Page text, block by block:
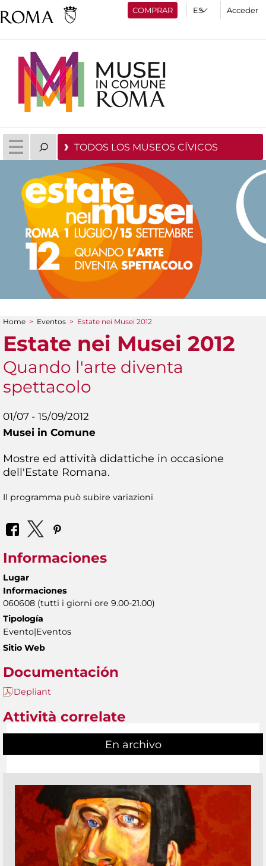
COMPRAR Acceder
TODOS LOS MUSEOS CÍVICOS
You are here
Home > Eventos > Estate nei Musei 2012
Estate nei Musei 2012
Quando l'arte diventa
spettacolo
01/07 - 15/09/2012
Musei in Comune
Mostre ed attività didattiche in occasione
dell'Estate Romana.
Il programma può subire variazioni
Informaciones
Lugar
Informaciones
060608 (tutti i giorni ore 9.00-21.00)
Tipología
Evento|Eventos
Sitio Web
Documentación
Depliant
Attività correlate
En archivo